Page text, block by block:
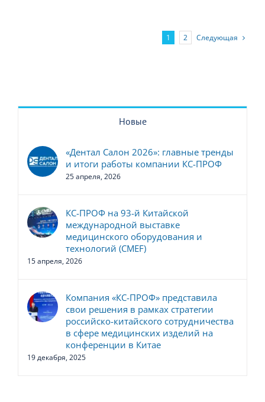
1 2 Следующая
Новые
«Дентал Салон 2026»: главные тренды
и итоги работы компании КС-ПРОФ
25 апреля, 2026
КС-ПРОФ на 93-й Китайской
международной выставке
медицинского оборудования и
технологий (CMEF)
15 апреля, 2026
Компания «КС-ПРОФ» представила
свои решения в рамках стратегии
российско-китайского сотрудничества
в сфере медицинских изделий на
конференции в Китае
19 декабря, 2025